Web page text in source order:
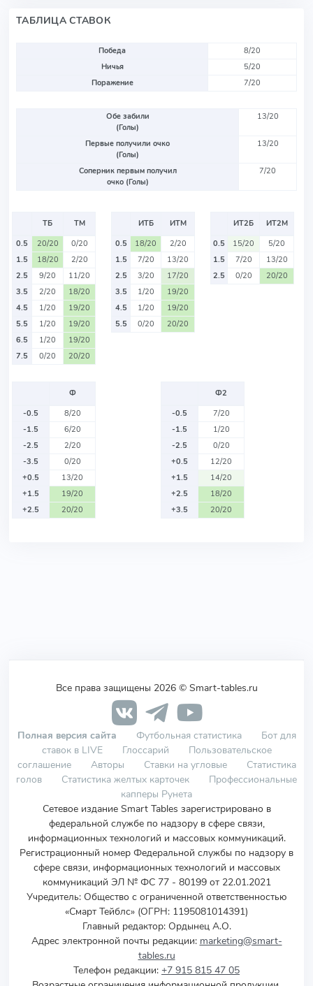
ТАБЛИЦА СТАВОК
Победа
8/20
Ничья
5/20
Поражение
7/20
Обе забили
(Голы)
13/20
Первые получили очко
(Голы)
13/20
Соперник первым получил
очко (Голы)
7/20
ТБ
ТМ
0.5
20/20
0/20
1.5
18/20
2/20
2.5
9/20
11/20
3.5
2/20
18/20
4.5
1/20
19/20
5.5
1/20
19/20
6.5
1/20
19/20
7.5
0/20 20/20
ИТБ
ИТМ
0.5
18/20
2/20
1.5
7/20
13/20
2.5
3/20
17/20
3.5
1/20
19/20
4.5
1/20
19/20
5.5
0/20 20/20
ИТ2Б
ИТ2М
0.5
15/20
5/20
1.5
7/20
13/20
2.5
0/20 20/20
Ф
-0.5
8/20
-1.5
6/20
-2.5
2/20
-3.5
0/20
+0.5
13/20
+1.5
19/20
+2.5
20/20
Ф2
-0.5
7/20
-1.5
1/20
-2.5
0/20
+0.5
12/20
+1.5
14/20
+2.5
18/20
+3.5
20/20
Все права защищены 2026 © Smart-tables.ru
Полная версия сайта Футбольная статистика
Бот для
ставок в LIVE
Глоссарий
Пользовательское
соглашение
Авторы Ставки на угловые
Статистика
голов
Статистика желтых карточек
Профессиональные
капперы Рунета
Сетевое издание Smart Tables зарегистрировано в
федеральной службе по надзору в сфере связи,
информационных технологий и массовых коммуникаций.
Регистрационный номер Федеральной службы по надзору в
сфере связи, информационных технологий и массовых
коммуникаций ЭЛ № ФС 77 - 80199 от 22.01.2021
Учредитель: Общество с ограниченной ответственностью
«Смарт Тейблс» (ОГРН: 1195081014391)
Главный редактор: Ордынец А.О.
Адрес электронной почты редакции: marketing@smart-
tables.ru
Телефон редакции: +7 915 815 47 05